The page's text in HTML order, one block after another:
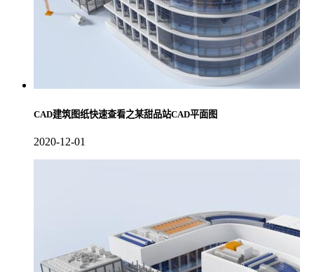
CAD建筑图纸快速查看之某甜品站CAD平面图
2020-12-01